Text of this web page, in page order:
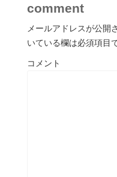
comment
メールアドレスが公開
いている欄は必須項目
コメント